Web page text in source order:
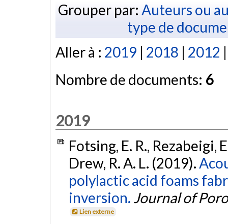
Grouper par: Auteurs ou
type de
Aller à : 2019 | 2018 | 2012
Nombre de documents: 6
2019
Fotsing, E. R., Rezabeigi,
Drew, R. A. L. (2019).
polylactic acid foams
inversion. Journal of
Lien externe